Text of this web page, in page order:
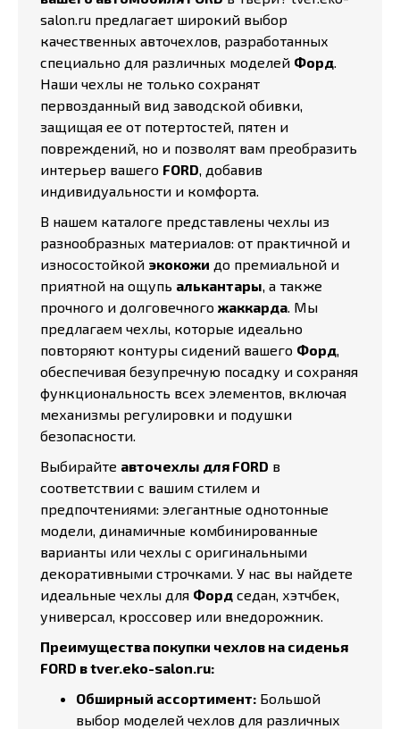
salon.ru предлагает широкий выбор
качественных авточехлов, разработанных
специально для различных моделей Форд.
Наши чехлы не только сохранят
первозданный вид заводской обивки,
защищая ее от потертостей, пятен и
повреждений, но и позволят вам преобразить
интерьер вашего FORD, добавив
индивидуальности и комфорта.
В нашем каталоге представлены чехлы из
разнообразных материалов: от практичной и
износостойкой экокожи до премиальной и
приятной на ощупь алькантары, а также
прочного и долговечного жаккарда. Мы
предлагаем чехлы, которые идеально
повторяют контуры сидений вашего Форд,
обеспечивая безупречную посадку и сохраняя
функциональность всех элементов, включая
механизмы регулировки и подушки
безопасности.
Выбирайте авточехлы для FORD в
соответствии с вашим стилем и
предпочтениями: элегантные однотонные
модели, динамичные комбинированные
варианты или чехлы с оригинальными
декоративными строчками. У нас вы найдете
идеальные чехлы для Форд седан, хэтчбек,
универсал, кроссовер или внедорожник.
Преимущества покупки чехлов на сиденья
FORD в tver.eko-salon.ru:
Обширный ассортимент: Большой
выбор моделей чехлов для различных